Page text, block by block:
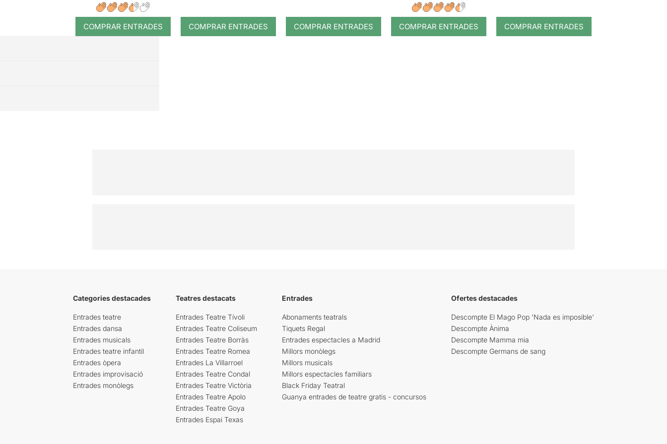
COMPRAR ENTRADES COMPRAR ENTRADES COMPRAR ENTRADES COMPRAR ENTRADES COMPRAR ENTRADES
Categories destacades
Entrades teatre
Entrades dansa
Entrades musicals
Entrades teatre infantil
Entrades òpera
Entrades improvisació
Entrades monòlegs
Teatres destacats
Entrades Teatre Tívoli
Entrades Teatre Coliseum
Entrades Teatre Borràs
Entrades Teatre Romea
Entrades La Villarroel
Entrades Teatre Condal
Entrades Teatre Victòria
Entrades Teatre Apolo
Entrades Teatre Goya
Entrades Espai Texas
Entrades
Abonaments teatrals
Tiquets Regal
Entrades espectacles a Madrid
Millors monòlegs
Millors musicals
Millors espectacles familiars
Black Friday Teatral
Guanya entrades de teatre gratis - concursos
Ofertes destacades
Descompte El Mago Pop 'Nada es imposible'
Descompte Ànima
Descompte Mamma mia
Descompte Germans de sang